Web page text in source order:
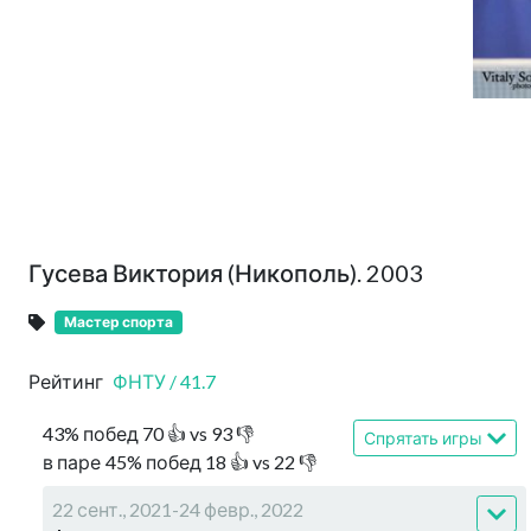
Гусева Виктория (Никополь). 2003
Мастер спорта
Рейтинг ФНТУ /41.7
43% побед 70👍 vs 93👎
в паре 45% побед 18 👍 vs 22 👎
Спрятать игры
22 сент., 2021-24 февр., 2022